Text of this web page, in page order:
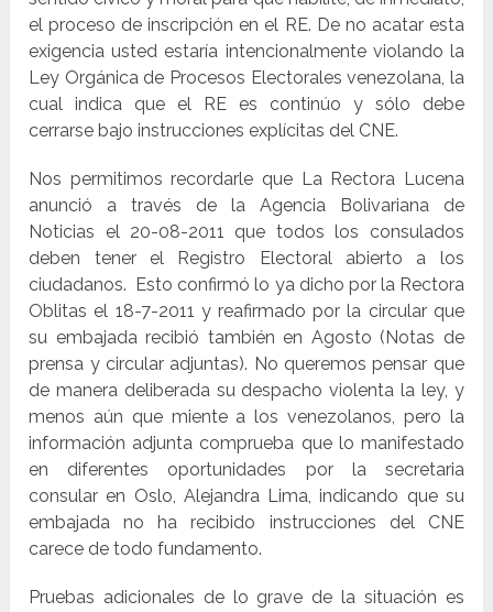
el proceso de inscripción en el RE. De no acatar esta
exigencia usted estaría intencionalmente violando la
Ley Orgánica de Procesos Electorales venezolana, la
cual indica que el RE es continúo y sólo debe
cerrarse bajo instrucciones explícitas del CNE.
Nos permitimos recordarle que La Rectora Lucena
anunció a través de la Agencia Bolivariana de
Noticias el 20-08-2011 que todos los consulados
deben tener el Registro Electoral abierto a los
ciudadanos. Esto confirmó lo ya dicho por la Rectora
Oblitas el 18-7-2011 y reafirmado por la circular que
su embajada recibió también en Agosto (Notas de
prensa y circular adjuntas). No queremos pensar que
de manera deliberada su despacho violenta la ley, y
menos aún que miente a los venezolanos, pero la
información adjunta comprueba que lo manifestado
en diferentes oportunidades por la secretaria
consular en Oslo, Alejandra Lima, indicando que su
embajada no ha recibido instrucciones del CNE
carece de todo fundamento.
Pruebas adicionales de lo grave de la situación es